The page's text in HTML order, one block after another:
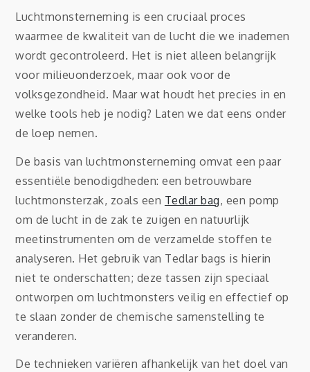
Luchtmonsterneming is een cruciaal proces
waarmee de kwaliteit van de lucht die we inademen
wordt gecontroleerd. Het is niet alleen belangrijk
voor milieuonderzoek, maar ook voor de
volksgezondheid. Maar wat houdt het precies in en
welke tools heb je nodig? Laten we dat eens onder
de loep nemen.
De basis van luchtmonsterneming omvat een paar
essentiële benodigdheden: een betrouwbare
luchtmonsterzak, zoals een Tedlar bag, een pomp
om de lucht in de zak te zuigen en natuurlijk
meetinstrumenten om de verzamelde stoffen te
analyseren. Het gebruik van Tedlar bags is hierin
niet te onderschatten; deze tassen zijn speciaal
ontworpen om luchtmonsters veilig en effectief op
te slaan zonder de chemische samenstelling te
veranderen.
De technieken variëren afhankelijk van het doel van